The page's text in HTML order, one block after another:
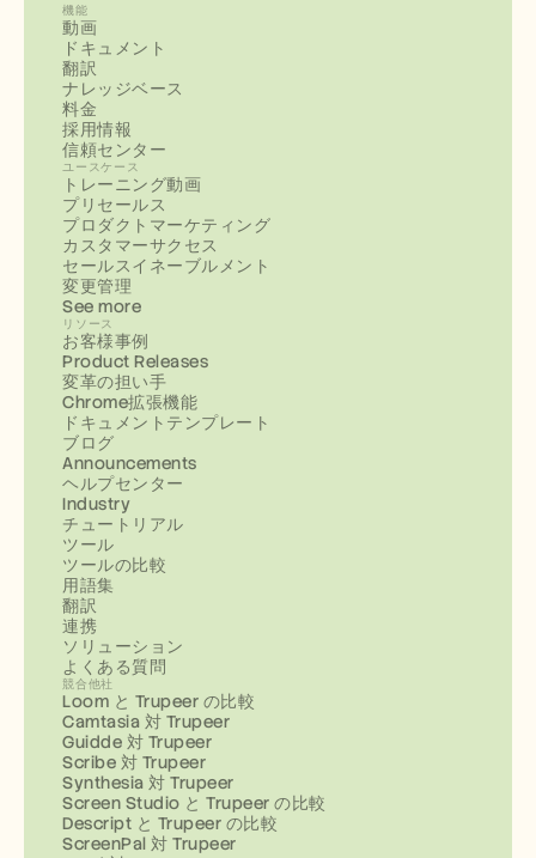
機能
動画
ドキュメント
翻訳
ナレッジベース
料金
採用情報
信頼センター
ユースケース
トレーニング動画
プリセールス
プロダクトマーケティング
カスタマーサクセス
セールスイネーブルメント
変更管理
See more
リソース
お客様事例
Product Releases
変革の担い手
Chrome拡張機能
ドキュメントテンプレート
ブログ
Announcements
ヘルプセンター
Industry
チュートリアル
ツール
ツールの比較
用語集
翻訳
連携
ソリューション
よくある質問
競合他社
Loom と Trupeer の比較
Camtasia 対 Trupeer
Guidde 対 Trupeer
Scribe 対 Trupeer
Synthesia 対 Trupeer
Screen Studio と Trupeer の比較
Descript と Trupeer の比較
ScreenPal 対 Trupeer